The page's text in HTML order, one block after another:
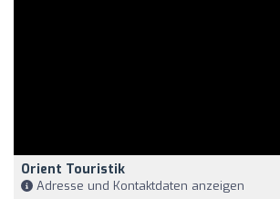
Orient Touristik
Adresse und Kontaktdaten anzeigen